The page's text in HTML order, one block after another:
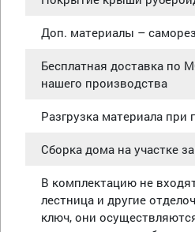
Доп. материалы –
Бесплатная доставка по
нашего производства
Разгрузка материала
Сборка дома на участке
В комплектацию не
лестница и другие
ключ, они